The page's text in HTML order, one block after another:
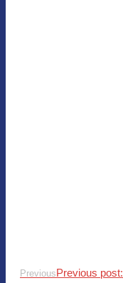
PreviousPrevious post: